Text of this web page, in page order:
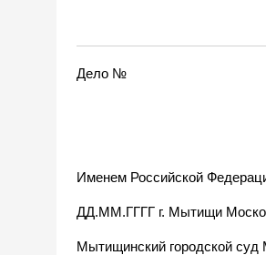
Дело №
Именем Российской
ДД.ММ.ГГГГ г. Мытищи
Мытищинский городской суд